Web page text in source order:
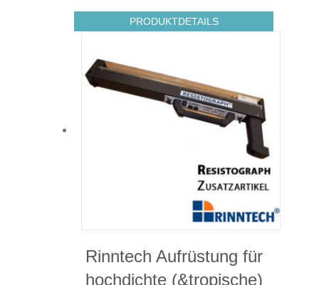
PRODUKTDETAILS
Rinntech Aufrüstung für
hochdichte (&tropische)